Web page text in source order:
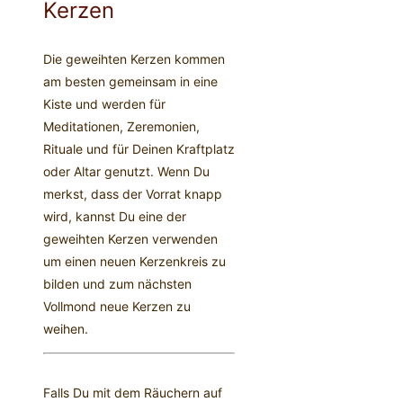
Kerzen
Die geweihten Kerzen kommen
am besten gemeinsam in eine
Kiste und werden für
Meditationen, Zeremonien,
Rituale und für Deinen Kraftplatz
oder Altar genutzt. Wenn Du
merkst, dass der Vorrat knapp
wird, kannst Du eine der
geweihten Kerzen verwenden
um einen neuen Kerzenkreis zu
bilden und zum nächsten
Vollmond neue Kerzen zu
weihen.
Falls Du mit dem Räuchern auf